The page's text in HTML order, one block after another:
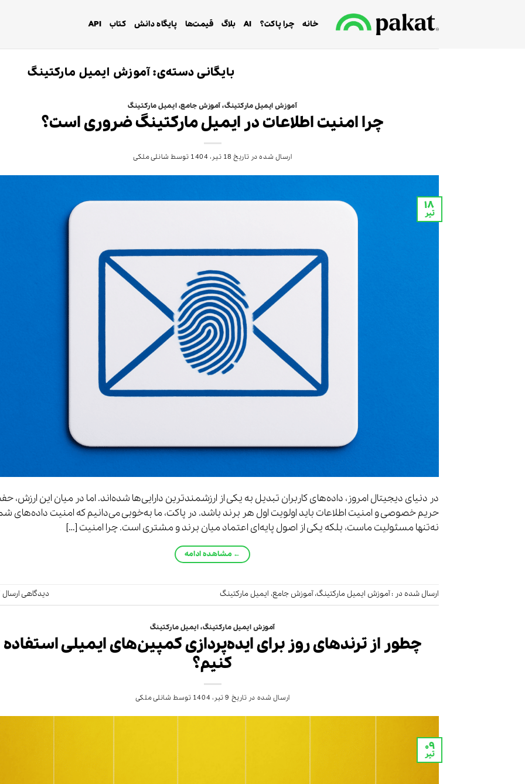
خانه چرا پاکت؟ AI بلاگ قیمت‌ها پایگاه دانش کتاب API
بایگانی دسته‌ی:آموزش ایمیل مارکتینگ
آموزش ایمیل مارکتینگ،آموزش جامع،ایمیل مارکتینگ
چرا امنیت اطلاعات در ایمیل مارکتینگ ضروری است؟
ارسال شده در تاریخ 18 تیر، 1404 توسط شانلی ملکی
۱۸
تیر
در دنیای دیجیتال امروز، داده‌های کاربران تبدیل به یکی از ارزشمندترین دارایی‌ها شده‌اند. اما در میان این ارزش،
حریم خصوصی و امنیت اطلاعات باید اولویت اول هر برند باشد. در پاکت، ما به‌خوبی می‌دانیم که امنیت داده‌های
نه‌تنها مسئولیت ماست، بلکه یکی از اصول پایه‌ای اعتماد میان برند و مشتری است. چرا امنیت […]
← مشاهده ادامه
ارسال شده در :آموزش ایمیل مارکتینگ،آموزش جامع، ایمیل مارکتینگ دیدگاهی ارسال
آموزش ایمیل مارکتینگ،ایمیل مارکتینگ
چطور از ترندهای روز برای ایده‌پردازی کمپین‌های ایمیلی استفاده
کنیم؟
ارسال شده در تاریخ 9 تیر، 1404 توسط شانلی ملکی
۰۹
تیر